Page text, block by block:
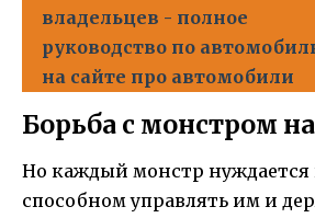
владельцев - полное
руководство по
на сайте про автомобили
Борьба с монстром
Но каждый монстр нуждается
способном управлять им и